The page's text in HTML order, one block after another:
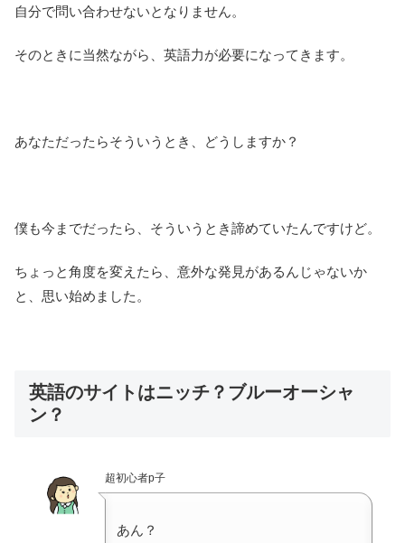
自分で問い合わせないとなりません。
そのときに当然ながら、英語力が必要になってきます。
あなただったらそういうとき、どうしますか？
僕も今までだったら、そういうとき諦めていたんですけど。
ちょっと角度を変えたら、意外な発見があるんじゃないか
と、思い始めました。
英語のサイトはニッチ？ブルーオーシャ
ン？
超初心者p子
あん？